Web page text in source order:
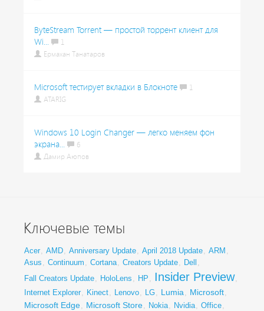
ByteStream Torrent — простой торрент клиент для
Wi...
1
Ермахан Танатаров
Microsoft тестирует вкладки в Блокноте
1
ATARIG
Windows 10 Login Changer — легко меняем фон
экрана...
6
Дамир Аюпов
Ключевые темы
Acer, AMD, Anniversary Update, April 2018 Update, ARM ,
Asus , Continuum , Cortana, Creators Update, Dell ,
Fall Creators Update, HoloLens , HP , Insider Preview,
Internet Explorer, Kinect, Lenovo, LG, Lumia , Microsoft,
Microsoft Edge, Microsoft Store, Nokia, Nvidia, Office,